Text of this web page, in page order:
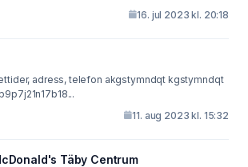
16. jul 2023 kl. 20:18
adress, telefon akgstymndqt kgstymndqt
11. aug 2023 kl. 15:32
Täby Centrum